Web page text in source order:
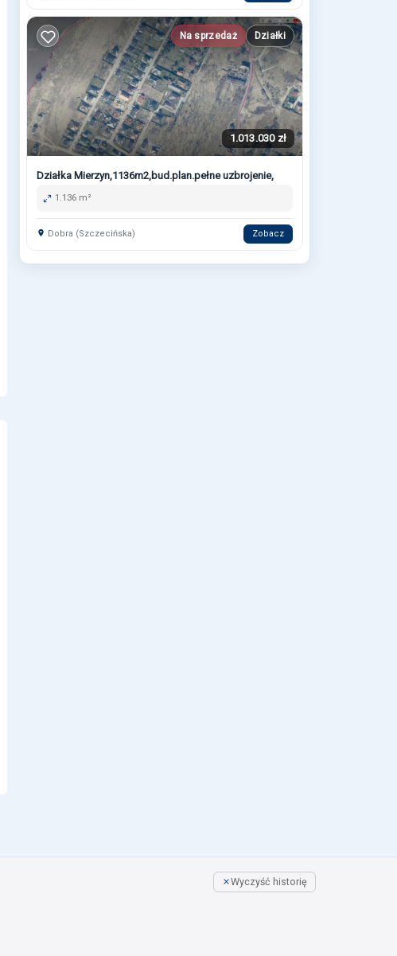
Na sprzedaż Działki
1.013.030 zł
Działka Mierzyn,1136m2,bud.plan.pełne uzbrojenie,
1.136 m²
Dobra (Szczecińska) Zobacz
Wyczyść historię